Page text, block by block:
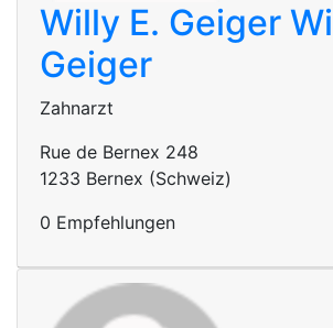
Willy E. Geiger
Geiger
Zahnarzt
Rue de Bernex 248
1233 Bernex (Schweiz)
0 Empfehlungen